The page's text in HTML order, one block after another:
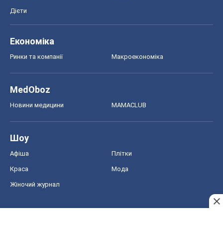
Дієти
Економіка
Ринки та компанії Макроекономіка
MedOboz
Новини медицини MAMACLUB
Шоу
Афіша Плітки
Краса Мода
Жіночий журнал